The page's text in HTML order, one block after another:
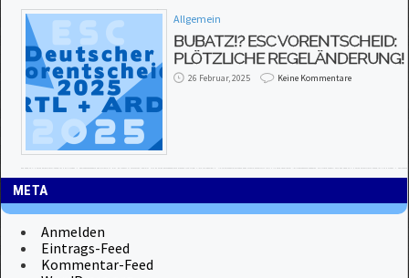
Allgemein
BUBATZ!? ESC VORENTSCHEID:
PLÖTZLICHE REGELÄNDERUNG!
26 Februar, 2025 Keine Kommentare
META
Anmelden
Eintrags-Feed
Kommentar-Feed